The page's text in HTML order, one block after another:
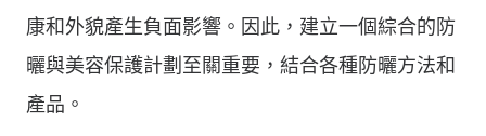
康和外貌產生負面影響。因此，建立一個綜合的防
曬與美容保護計劃至關重要，結合各種防曬方法和
產品。